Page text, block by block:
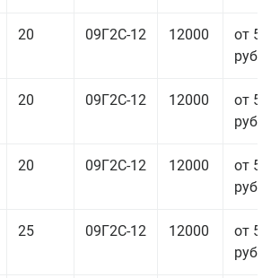
20 09Г2С-12 12000
от
руб.
20 09Г2С-12 12000
от
руб.
20 09Г2С-12 12000
от
руб.
25 09Г2С-12 12000
от
руб.